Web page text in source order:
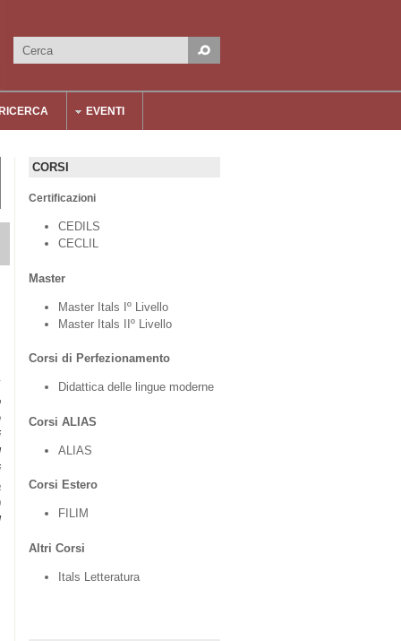
Form di ricerca
Cerca
RICERCA EVENTI
CORSI
Certificazioni
CEDILS
CECLIL
Master
Master Itals Iº Livello
Master Itals IIº Livello
Corsi di Perfezionamento
Didattica delle lingue moderne
Corsi ALIAS
ALIAS
Corsi Estero
FILIM
Altri Corsi
Itals Letteratura